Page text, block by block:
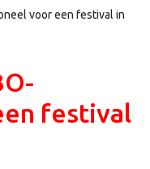
voor een festival in
festival